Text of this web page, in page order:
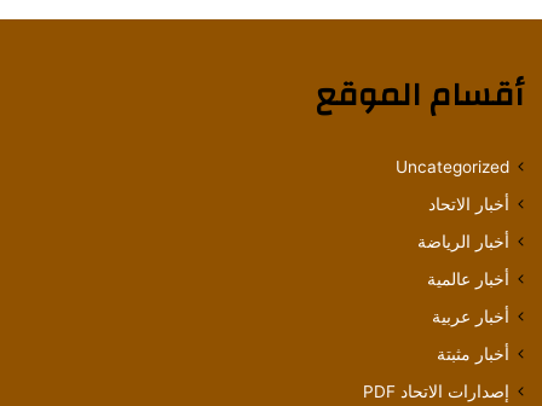
أقسام الموقع
Uncategorized
أخبار الاتحاد
أخبار الرياضة
أخبار عالمية
أخبار عربية
أخبار مثبتة
إصدارات الاتحاد PDF